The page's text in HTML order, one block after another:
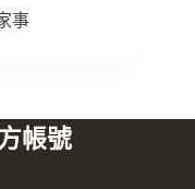
事
帳號